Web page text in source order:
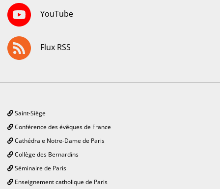
YouTube
Flux RSS
Saint-Siège
Conférence des évêques de France
Cathédrale Notre-Dame de Paris
Collège des Bernardins
Séminaire de Paris
Enseignement catholique de Paris